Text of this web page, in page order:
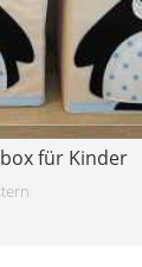
für Kinder